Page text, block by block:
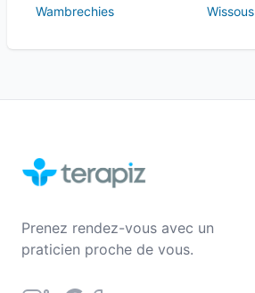
Wambrechies Wissous
Prenez rendez-vous avec un
praticien proche de vous.